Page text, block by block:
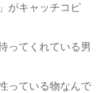
がキャッチコピ
ってくれている男
っている物なんで